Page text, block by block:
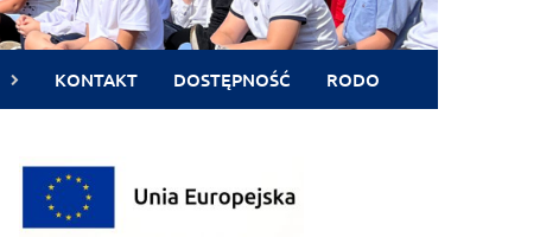
KONTAKT DOSTĘPNOŚĆ RODO